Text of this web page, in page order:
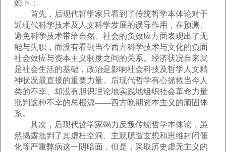
如下：
首先，后现代哲学家只看到了传统哲学本体论对于
近现代科学技术及人文科学发展的误导作用，在预测、
避免科学技术带给自然、社会的负效应方面表现出了无
能与失职，而没有看到当今西方科学技术与文化的负面
社会效应与资本主义制度之间的关系。经济状况自来就
是社会生活的基础，政治是影响社会科技及哲学人文精
神状况最直接的重要力量。后现代哲学有心拯救当今人
类的不幸、却没有胆识理论地实践地组织社会革命力量
批判这种不幸的总根源——西方晚期资本主义的顽固体
系。
其次，后现代哲学家竭力反叛传统哲学本体论，虽
然揭露批判了其虚枉空洞、主观臆造玄想和思维封闭僵
化等严重弊病这一阴暗面，但是，采取历史虚无主义的